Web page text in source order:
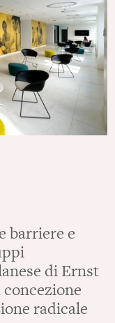
barriere e
di Ernst
radicale